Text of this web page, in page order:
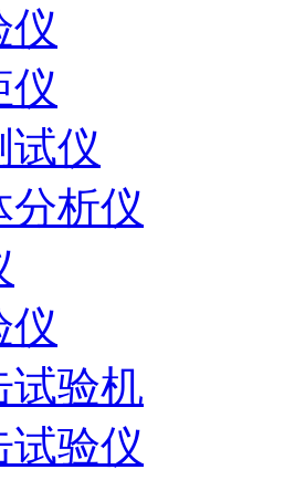
仪
仪
试仪
分析仪
仪
试验机
试验仪